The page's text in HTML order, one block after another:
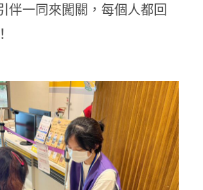
伴一同來闖關，每個人都回